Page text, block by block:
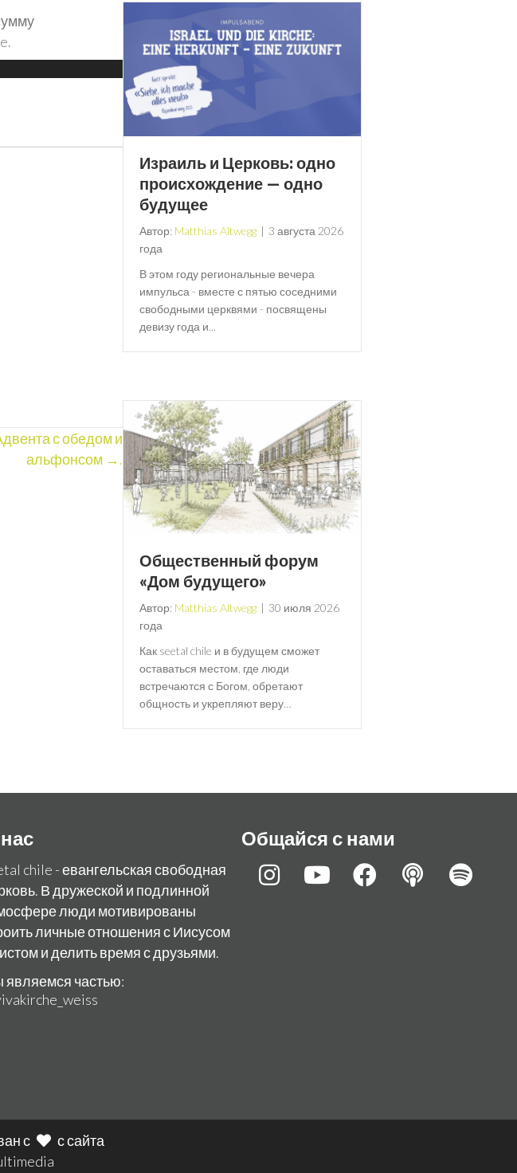
с обедом и
альфонсом →.
Израиль и Церковь: одно
происхождение — одно
будущее
Автор: Matthias Altwegg | 3 августа 2026
года
В этом году региональные вечера
импульса - вместе с пятью соседними
свободными церквями - посвящены
девизу года и...
Общественный форум
«Дом будущего»
Автор: Matthias Altwegg | 30 июля 2026
года
Как seetal chile и в будущем сможет
оставаться местом, где люди
встречаются с Богом, обретают
общность и укрепляют веру…
chile - евангельская свободная
В дружеской и подлинной
люди мотивированы
личные отношения с Иисусом
и делить время с друзьями.
частью:
Общайся с нами
с
с сайта